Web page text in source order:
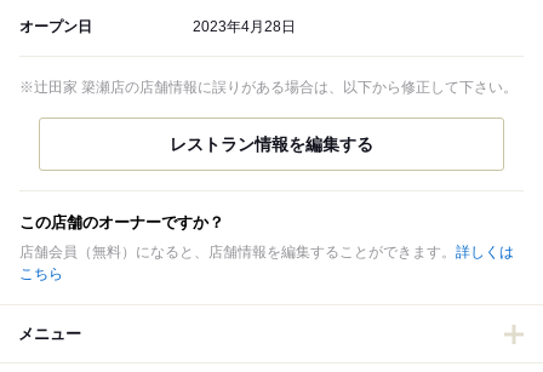
オープン日 2023年4月28日
※辻田家 簗瀬店の店舗情報に誤りがある場合は、以下から修正して下さい。
この店舗のオーナーですか？
店舗会員（無料）になると、店舗情報を編集することができます。 詳しくは
こちら
メニュー